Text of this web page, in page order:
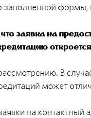
заполненной формы,
заявка на
В
может
на контактный